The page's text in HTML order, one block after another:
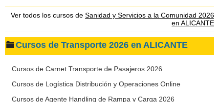
Ver todos los cursos de Sanidad y Servicios a la Comunidad 2026
en ALICANTE
Cursos de Transporte 2026 en ALICANTE
Cursos de Carnet Transporte de Pasajeros 2026
Cursos de Logística Distribución y Operaciones Online
Cursos de Agente Handling de Rampa y Carga 2026